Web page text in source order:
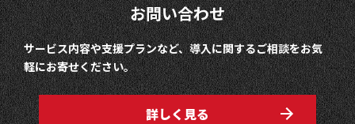
お問い合わせ
サービス内容や支援プランなど、導入に関するご相談をお気
軽にお寄せください。
詳しく見る